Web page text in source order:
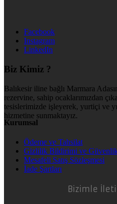
Facebook
Instagram
LinkedIn
Biz Kimiz ?
Balıkesir iline bağlı Marmara
rezervine, sahip ocaklarımızdan
tesislerimizde işleyerek, yurtiçi ve
hizmetine sunmaktayız.
Kurumsal
Ödeme ve Tahsilat
Gizlilik Bildirimi ve
Mesafeli Satış Sözleşmesi
İade Şartları
Bizimle